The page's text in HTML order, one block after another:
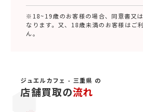
※18~19歳のお客様の場合、同意書又
なります。又、18歳未満のお客様はご
ん。
ジュエルカフェ - 三重県 の
店舗買取の流れ